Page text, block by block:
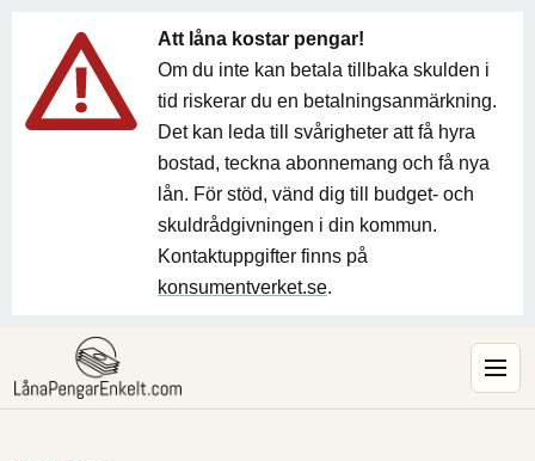
Att låna kostar pengar!
Om du inte kan betala tillbaka skulden i
tid riskerar du en betalningsanmärkning.
Det kan leda till svårigheter att få hyra
bostad, teckna abonnemang och få nya
lån. För stöd, vänd dig till budget- och
skuldrådgivningen i din kommun.
Kontaktuppgifter finns på
konsumentverket.se.